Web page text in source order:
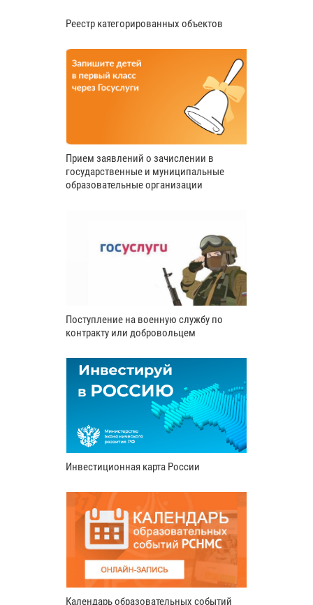
Реестр категорированных объектов
Прием заявлений о зачислении в
государственные и муниципальные
образовательные организации
Поступление на военную службу по
контракту или добровольцем
Инвестиционная карта России
Календарь образовательных событий